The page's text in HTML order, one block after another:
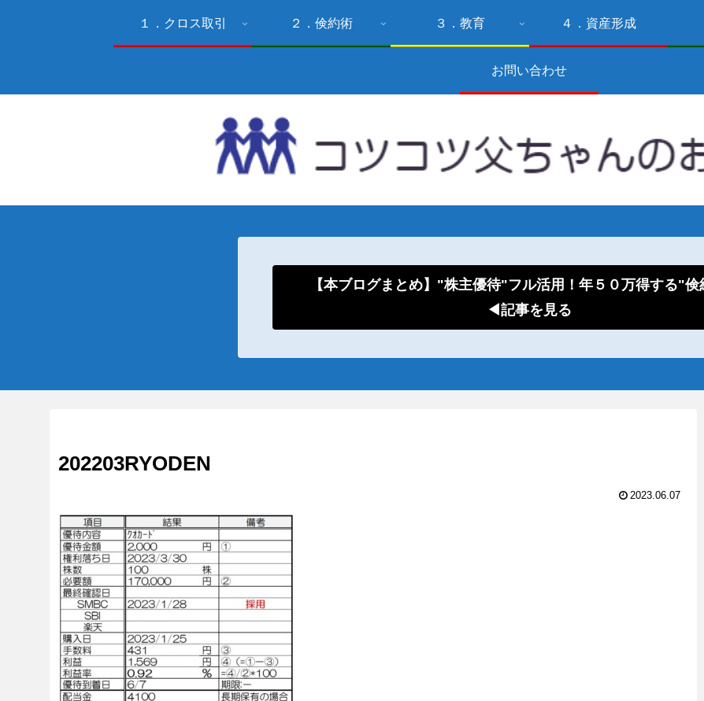
１．クロス取引 ２．倹約術 ３．教育 ４．資産形成
お問い合わせ
【本ブログまとめ】"株主優待"フル活用！年５０万得する"
◀記事を見る
202203RYODEN
2023.06.07